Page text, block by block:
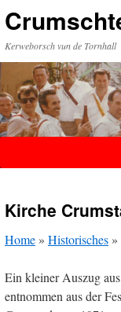
Inhalt
Kerweborsch vun de Tornhall
Kirche
Home » Historisches »
Ein kleiner Auszug
entnommen aus der